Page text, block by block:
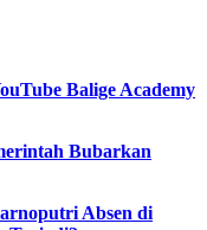
Balige Academy
Bubarkan
Absen di